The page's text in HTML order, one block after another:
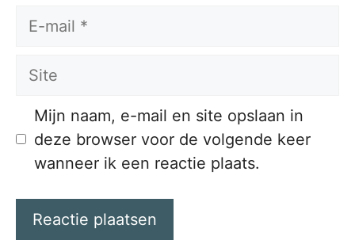
E-
Site
Mijn naam, e-mail en site opslaan in
deze browser voor de volgende keer
wanneer ik een reactie plaats.